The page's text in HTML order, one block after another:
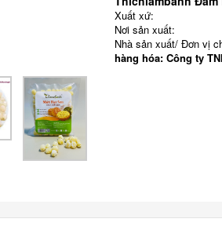
Xuất xứ:
Nơi sản xuất:
Nhà sản xuất/ Đơn vị
hàng hóa: Công ty